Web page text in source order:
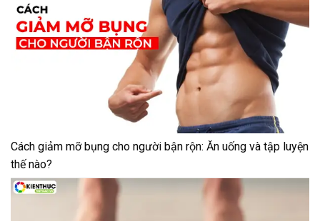
Cách giảm mỡ bụng cho người bận rộn: Ăn uống và tập luyện
thế nào?